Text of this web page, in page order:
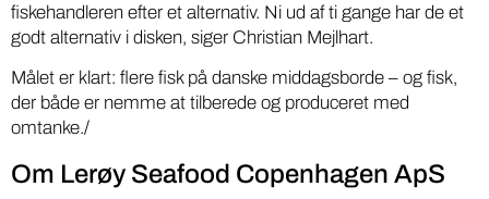
fiskehandleren efter et alternativ. Ni ud af ti gange har de et
godt alternativ i disken, siger Christian Mejlhart.
Målet er klart: flere fisk på danske middagsborde – og fisk,
der både er nemme at tilberede og produceret med
omtanke./
Om Lerøy Seafood Copenhagen ApS